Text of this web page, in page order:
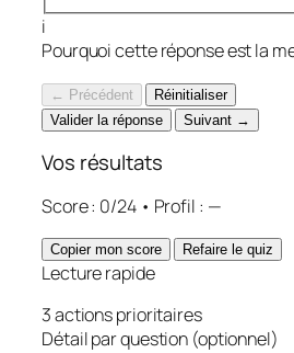
i
Pourquoi cette réponse est la
← Précédent
Réinitialiser
Valider la réponse
Suivant →
Vos résultats
Score : 0/24• Profil : —
Copier mon score Refaire le quiz
Lecture rapide
3 actions prioritaires
Détail par question (optionnel)